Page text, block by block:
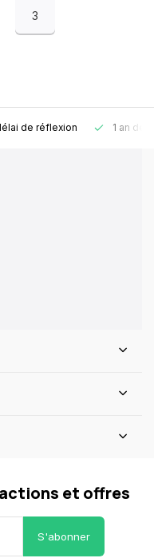
3
de réflexion 1 an de
et offres
S'abonner